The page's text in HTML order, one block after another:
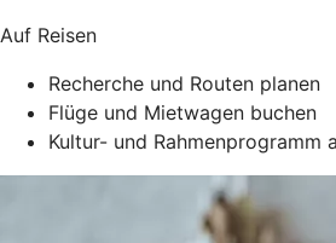
Auf Reisen
Recherche und Routen planen
Flüge und Mietwagen buchen
Kultur- und Rahmenprogramm